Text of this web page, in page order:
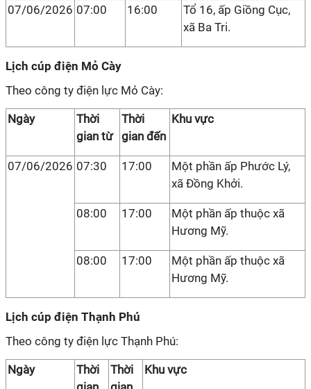
07/06/2026 07:00 16:00
Tổ 16, ấp Giồng Cục,
xã Ba Tri.
Lịch cúp điện Mỏ Cày
Theo công ty điện lực Mỏ Cày:
Ngày
Thời
gian từ
Thời
gian đến
Khu vực
07/06/2026 07:30 17:00
Một phần ấp Phước Lý,
xã Đồng Khởi.
08:00 17:00
Một phần ấp thuộc xã
Hương Mỹ.
08:00 17:00
Một phần ấp thuộc xã
Hương Mỹ.
Lịch cúp điện Thạnh Phú
Theo công ty điện lực Thạnh Phú:
Ngày
Thời
Thời
Khu vực